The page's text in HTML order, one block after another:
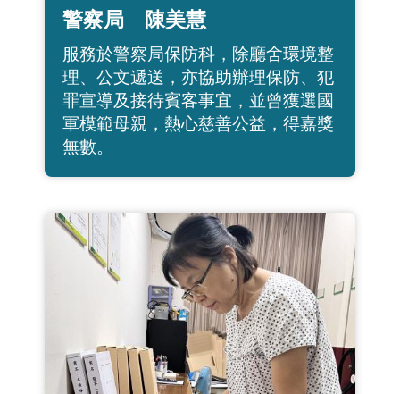
警察局 陳美慧
服務於警察局保防科，除廳舍環境整
理、公文遞送，亦協助辦理保防、犯
罪宣導及接待賓客事宜，並曾獲選國
軍模範母親，熱心慈善公益，得嘉獎
無數。